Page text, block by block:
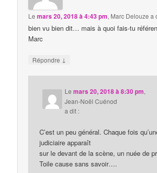
Lemars 20, 2018 à 4:43 pm, Marc Delouze a
bien vu bien dit… mais à quoi fais-tu
Marc
Répondre ↓
Lemars 20, 2018 à 8:30 pm,
Jean-Noël Cuénod
a dit :
C’est un peu général. Chaque fois
judiciaire apparaît
sur le devant de la scène, un nuée de
Toile cause sans savoir….